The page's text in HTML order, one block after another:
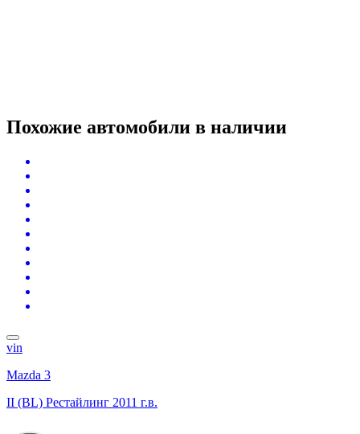
Похожие автомобили в наличии
vin
Mazda 3
II (BL) Рестайлинг 2011 г.в.